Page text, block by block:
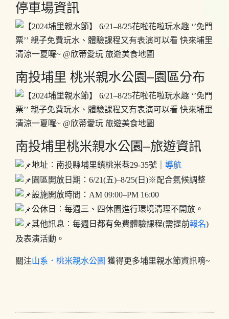
停車場資訊
南投埔里 桃米親水公園–園區分布
南投埔里桃米親水公園–旅遊資訊
地址︰南投縣埔里鎮桃米巷29-35號｜ 導航
園區開放日期：6/21(五)–8/25(日)※配合氣候調整
設施開放時間：AM 09:00–PM 16:00
公休日︰每週三、四休園進行環境清理不開放。
其他訊息︰每週日都有免費體驗課程(需提前報名)
及表演活動。
關注山系．桃米親水公園 獲得更多埔里親水節資訊唷~